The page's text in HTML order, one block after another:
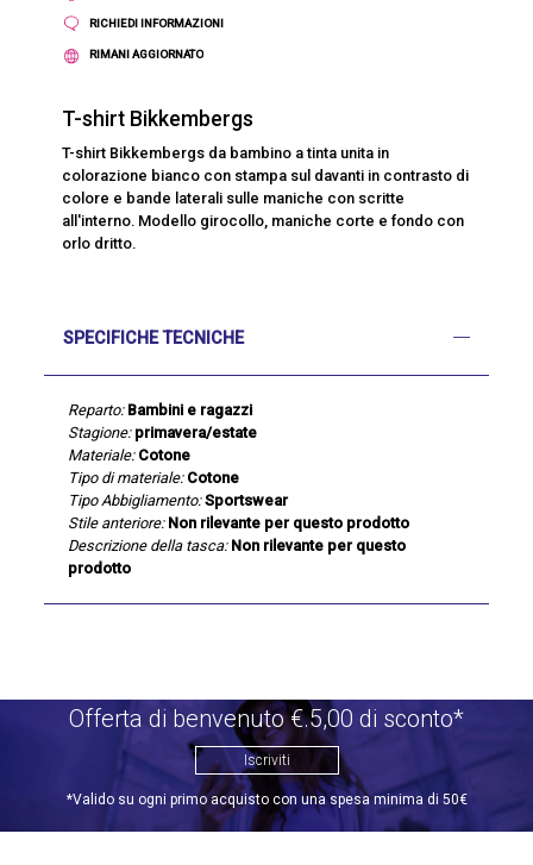
RICHIEDI INFORMAZIONI
RIMANI AGGIORNATO
T-shirt Bikkembergs
T-shirt Bikkembergs da bambino a tinta unita in
colorazione bianco con stampa sul davanti in contrasto di
colore e bande laterali sulle maniche con scritte
all'interno. Modello girocollo, maniche corte e fondo con
orlo dritto.
SPECIFICHE TECNICHE
Reparto: Bambini e ragazzi
Stagione: primavera/estate
Materiale: Cotone
Tipo di materiale: Cotone
Tipo Abbigliamento: Sportswear
Stile anteriore: Non rilevante per questo prodotto
Descrizione della tasca: Non rilevante per questo
prodotto
Offerta di benvenuto €.5,00 di sconto*
Iscriviti
*Valido su ogni primo acquisto con una spesa minima di 50€